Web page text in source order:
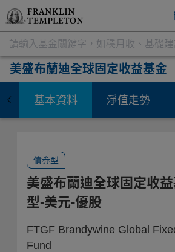
美盛布蘭迪全球固定收益基金
基本資料 淨值走勢
債券型
美盛布蘭迪全球固定收
型-美元-優股
FTGF Brandywine Global
Fund